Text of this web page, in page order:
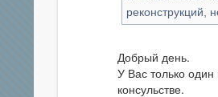
реконструкций,
Добрый день.
У Вас только
консульстве.